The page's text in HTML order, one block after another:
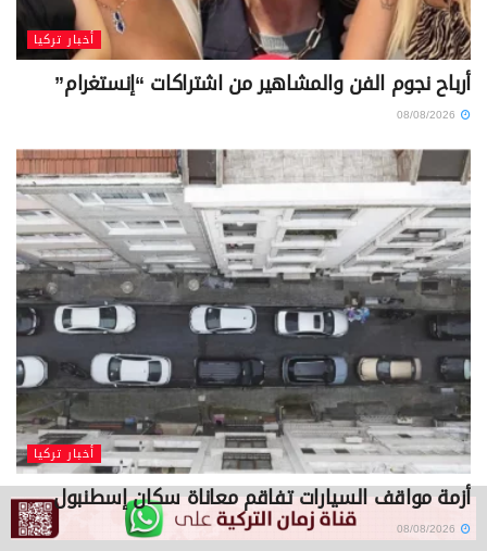
أخبار تركيا
أرباح نجوم الفن والمشاهير من اشتراكات “إنستغرام”
أخبار تركيا
أزمة مواقف السيارات تفاقم معاناة سكان إسطنبول